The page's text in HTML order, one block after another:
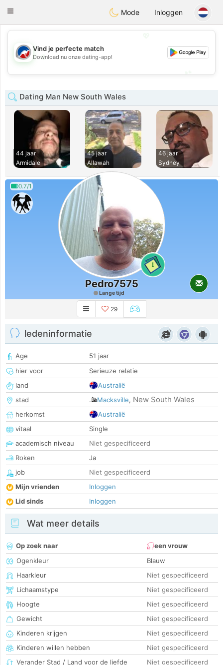
AustraliaChat
Toggle
Mode Inloggen
💖
💕
Vind je perfecte match
Download nu onze dating-app!
Dating Man New South Wales
44 jaar
Armidale
45 jaar
Allawah
46 jaar
Sydney
0.7/1
1
Pedro7575
Lange tijd
29
ledeninformatie
Age
51 jaar
hier voor
Serieuze relatie
land
Australië
stad
Macksville, New South Wales
herkomst
Australië
vitaal
Single
academisch niveau
Niet gespecificeerd
Roken
Ja
job
Niet gespecificeerd
Mijn vrienden
Inloggen
Lid sinds
Inloggen
Wat meer details
Op zoek naar
een vrouw
Ogenkleur
Blauw
Haarkleur
Niet gespecificeerd
Lichaamstype
Niet gespecificeerd
Hoogte
Niet gespecificeerd
Gewicht
Niet gespecificeerd
Kinderen krijgen
Niet gespecificeerd
Kinderen willen hebben
Niet gespecificeerd
Verander Stad / Land voor de liefde
Niet gespecificeerd